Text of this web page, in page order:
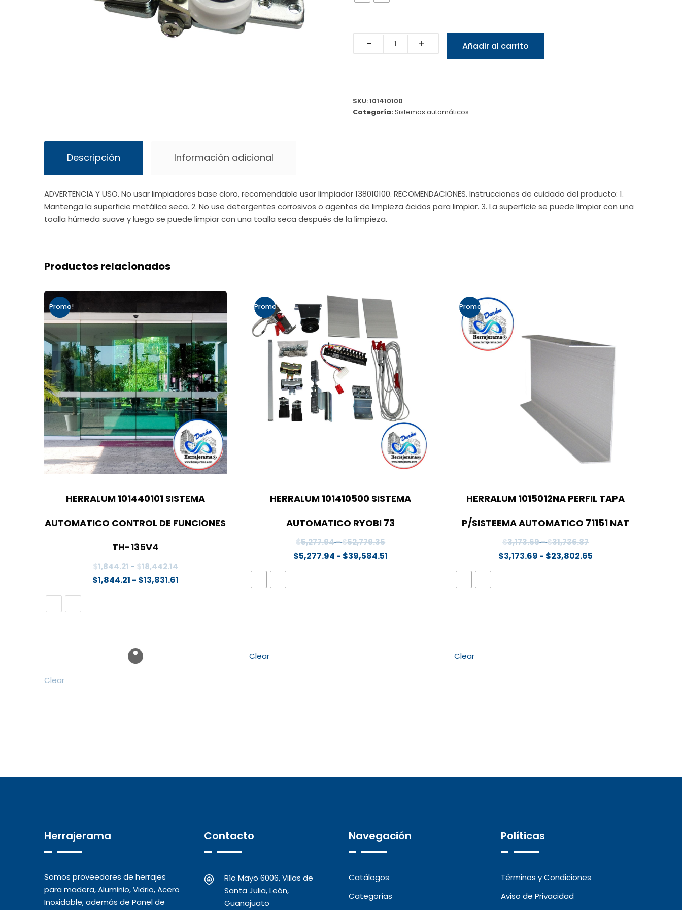
Quantity Añadir al carrito
SKU:101410100
Categoría:Sistemas automáticos
Descripción Información adicional
ADVERTENCIA Y USO. No usar limpiadores base cloro, recomendable usar limpiador 138010100. RECOMENDACIONES. Instrucciones de cuidado del producto: 1.
Mantenga la superficie metálica seca. 2. No use detergentes corrosivos o agentes de limpieza ácidos para limpiar. 3. La superficie se puede limpiar con una
toalla húmeda suave y luego se puede limpiar con una toalla seca después de la limpieza.
Productos relacionados
Promo!
HERRALUM 101440101 SISTEMA
AUTOMATICO CONTROL DE FUNCIONES
TH-135V4
$1,844.21-$18,442.14Rango
de
$1,844.21 - $13,831.61Rango
Clear
Promo!
HERRALUM 101410500 SISTEMA
AUTOMATICO RYOBI 73
$5,277.94-$52,779.35Rango
de
$5,277.94 - $39,584.51
Clear
Promo!
HERRALUM 1015012NA PERFIL TAPA
P/SISTEEMA AUTOMATICO 71151 NAT
$3,173.69-$31,736.87Rango
de
$3,173.69 - $23,802.65
Clear
Herrajerama
Somos proveedores de herrajes
para madera, Aluminio, Vidrio, Acero
Inoxidable, además de Panel de
Contacto
Río Mayo 6006, Villas de
Santa Julia, León,
Guanajuato
Navegación
Catálogos
Categorías
Políticas
Términos y Condiciones
Aviso de Privacidad